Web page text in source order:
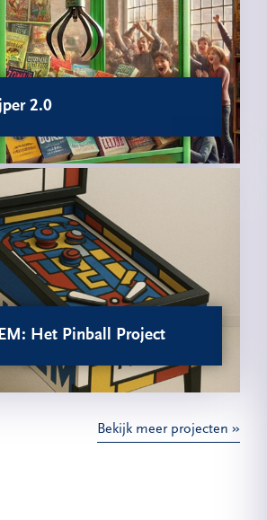
2.0
Het Pinball Project
Bekijk meer projecten